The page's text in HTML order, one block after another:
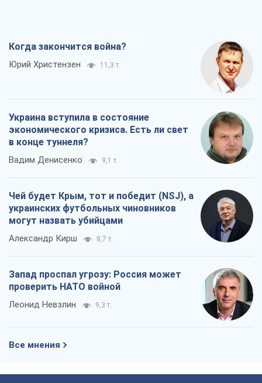
Когда закончится война?
Юрий Христензен 11,3 т.
Украина вступила в состояние
экономического кризиса. Есть ли свет
в конце туннеля?
Вадим Денисенко 9,1 т.
Чей будет Крым, тот и победит (NSJ), а
украинских футбольных чиновников
могут назвать убийцами
Александр Кирш 8,7 т.
Запад проспал угрозу: Россия может
проверить НАТО войной
Леонид Невзлин 9,3 т.
Все мнения